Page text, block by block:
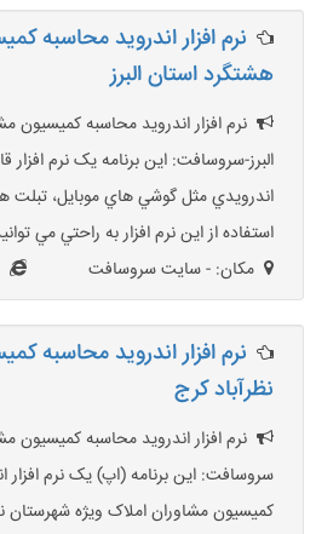
نرم افزار اندرويد محاسبه
هشتگرد استان البرز
نرم افزار اندرويد محاسبه کميسيون
البرز-سروسافت: اين برنامه يک نرم
اندرويدي مثل گوشي هاي موبايل، تبلت
استفاده از اين نرم افزار به راحتي مي
مکان: - سایت سروسافت
نرم افزار اندرويد محاسبه
نظرآباد کرج
نرم افزار اندرويد محاسبه کميسيون
سروسافت: اين برنامه (اپ) يک نرم
کميسيون مشاوران املاک ويژه شهرستان